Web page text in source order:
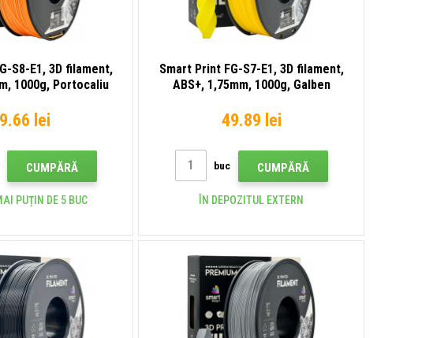
S8-E1, 3D filament,
1000g, Portocaliu
lei
CUMPĂRĂ
PUȚIN DE 5 BUC
Smart Print FG-S7-E1, 3D filament,
ABS+, 1,75mm, 1000g, Galben
49.89 lei
buc CUMPĂRĂ
ÎN DEPOZITUL EXTERN